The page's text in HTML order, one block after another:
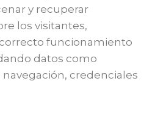
y recuperar
los visitantes,
funcionamiento
datos como
credenciales